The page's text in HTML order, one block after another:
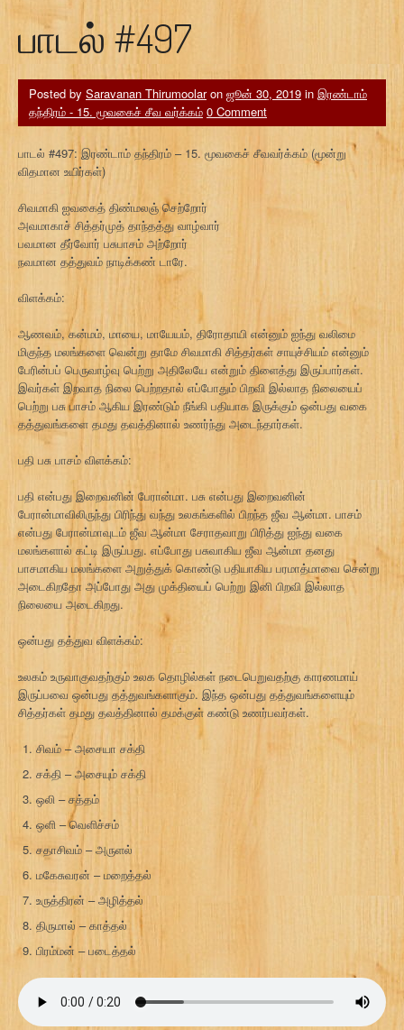
பாடல் #497
Posted by Saravanan Thirumoolaron ஜூன் 30, 2019 in இரண்டாம்
தந்திரம் - 15. மூவகைச் சீவ வர்க்கம் 0 Comment
பாடல் #497: இரண்டாம் தந்திரம் – 15. மூவகைச் சீவவர்க்கம் (மூன்று
விதமான உயிர்கள்)
சிவமாகி ஐவகைத் திண்மலஞ் செற்றோர்
அவமாகாச் சித்தர்முத் தாந்தத்து வாழ்வார்
பவமான தீர்வோர் பசுபாசம் அற்றோர்
நவமான தத்துவம் நாடிக்கண் டாரே.
விளக்கம்:
ஆணவம், கன்மம், மாயை, மாயேயம், திரோதாயி என்னும் ஐந்து வலிமை
மிகுந்த மலங்களை வென்று தாமே சிவமாகி சித்தர்கள் சாயுச்சியம் என்னும்
பேரின்பப் பெருவாழ்வு பெற்று அதிலேயே என்றும் திளைத்து இருப்பார்கள்.
இவர்கள் இறவாத நிலை பெற்றதால் எப்போதும் பிறவி இல்லாத நிலையைப்
பெற்று பசு பாசம் ஆகிய இரண்டும் நீங்கி பதியாக இருக்கும் ஒன்பது வகை
தத்துவங்களை தமது தவத்தினால் உணர்ந்து அடைந்தார்கள்.
பதி பசு பாசம் விளக்கம்:
பதி என்பது இறைவனின் பேரான்மா. பசு என்பது இறைவனின்
பேரான்மாவிலிருந்து பிரிந்து வந்து உலகங்களில் பிறந்த ஜீவ ஆன்மா. பாசம்
என்பது பேரான்மாவுடம் ஜீவ ஆன்மா சேராதவாறு பிரித்து ஐந்து வகை
மலங்களால் கட்டி இருப்பது. எப்போது பசுவாகிய ஜீவ ஆன்மா தனது
பாசமாகிய மலங்களை அறுத்துக் கொண்டு பதியாகிய பரமாத்மாவை சென்று
அடைகிறதோ அப்போது அது முக்தியைப் பெற்று இனி பிறவி இல்லாத
நிலையை அடைகிறது.
ஒன்பது தத்துவ விளக்கம்:
உலகம் உருவாகுவதற்கும் உலக தொழில்கள் நடைபெறுவதற்கு காரணமாய்
இருப்பவை ஒன்பது தத்துவங்களாகும். இந்த ஒன்பது தத்துவங்களையும்
சித்தர்கள் தமது தவத்தினால் தமக்குள் கண்டு உணர்பவர்கள்.
சிவம் – அசையா சக்தி
சக்தி – அசையும் சக்தி
ஒலி – சத்தம்
ஒளி – வெளிச்சம்
சதாசிவம் – அருளல்
மகேசுவரன் – மறைத்தல்
உருத்திரன் – அழித்தல்
திருமால் – காத்தல்
பிரம்மன் – படைத்தல்